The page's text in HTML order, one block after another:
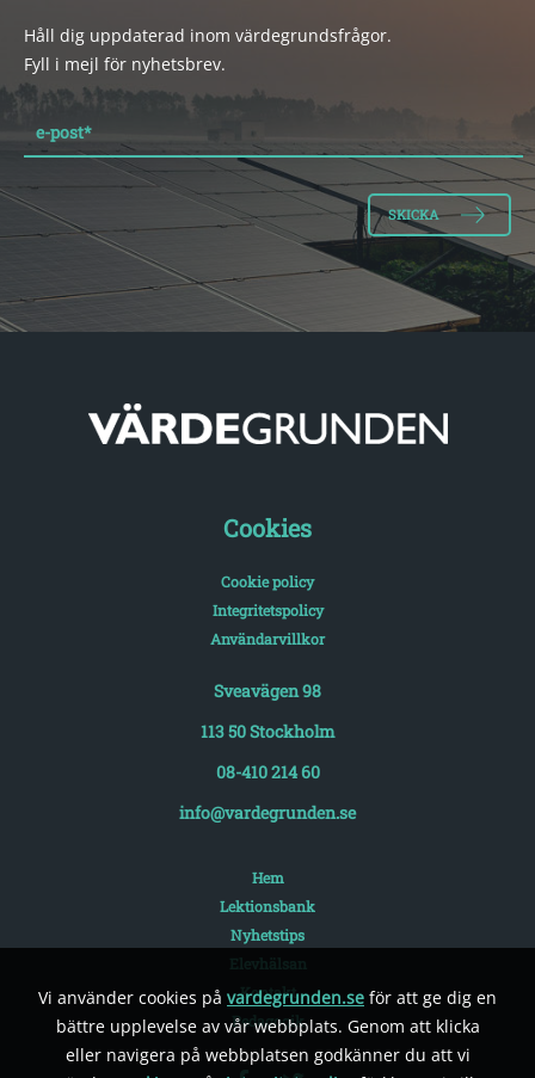
Vi använder cookies på vardegrunden.se för att ge dig en
bättre upplevelse av vår webbplats. Genom att klicka
eller navigera på webbplatsen godkänner du att vi
Håll dig uppdaterad inom värdegrundsfrågor.
Fyll i mejl för nyhetsbrev.
e-post*
Cookies
Cookie policy
Integritetspolicy
Användarvillkor
Sveavägen 98
113 50 Stockholm
08-410 214 60
info@vardegrunden.se
Hem
Lektionsbank
Nyhetstips
Kontakt
Pedagogik